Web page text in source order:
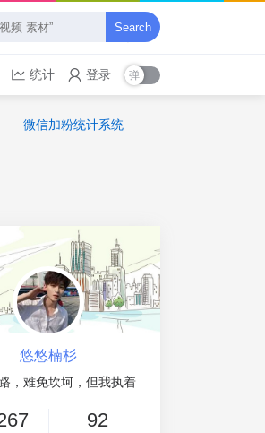
Search
统计 登录
微信加粉统计系统
悠悠楠杉
，难免坎坷，但我执着
92